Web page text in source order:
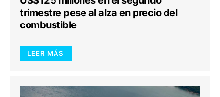
trimestre pese al alza en precio del
combustible
LEER MÁS